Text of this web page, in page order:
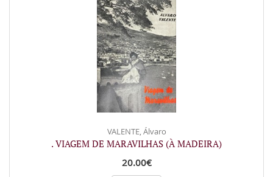
VALENTE, Álvaro
. VIAGEM DE MARAVILHAS (À MADEIRA)
20.00€